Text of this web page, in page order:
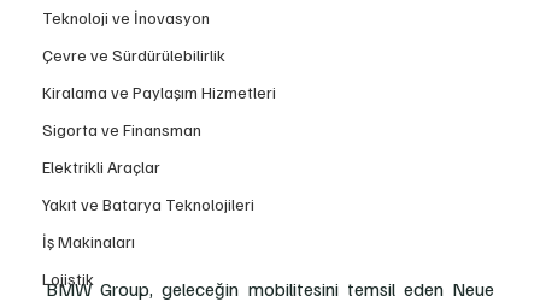
Teknoloji ve İnovasyon
Çevre ve Sürdürülebilirlik
Kiralama ve Paylaşım Hizmetleri
Sigorta ve Finansman
Elektrikli Araçlar
Yakıt ve Batarya Teknolojileri
İş Makinaları
Lojistik
BMW Group, geleceğin mobilitesini temsil eden Neue